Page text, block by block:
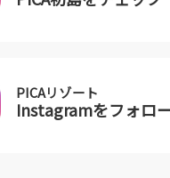
PICAリゾート
Instagramをフォロ